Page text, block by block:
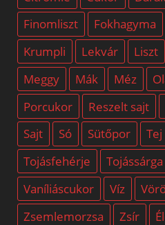
Finomliszt
Fokhagyma
Krumpli
Lekvár Liszt
Meggy
Mák Méz
Porcukor
Reszelt sajt
Sajt
Só Sütőpor Tej
Tojásfehérje
Tojássárga
Vaníliáscukor
Víz
Zsemlemorzsa
Zsír